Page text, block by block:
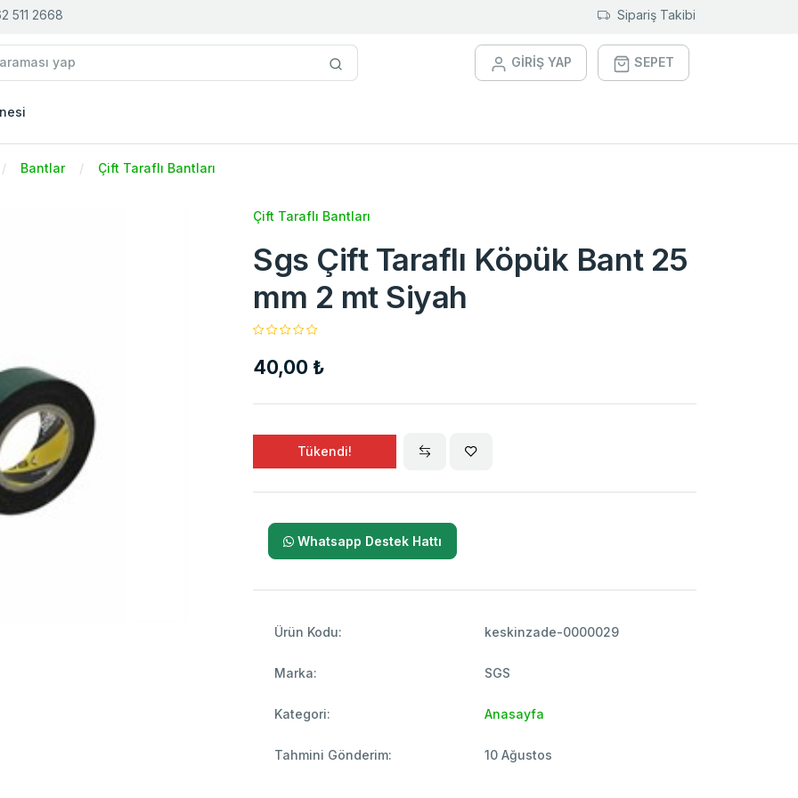
511 2668 Sipariş Takibi
GİRİŞ YAP SEPET
Bantlar Çift Taraflı Bantları
Çift Taraflı Bantları
Sgs Çift Taraflı Köpük Bant 25
mm 2 mt Siyah
40,00 ₺
Tükendi!
Whatsapp Destek Hattı
Ürün Kodu: keskinzade-0000029
Marka: SGS
Kategori: Anasayfa
Tahmini Gönderim: 10 Ağustos